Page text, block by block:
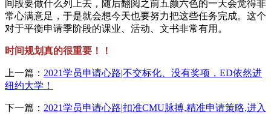
间段要做什么列上去，随后翻阅之前五颜六色的一天会觉得非
常心满意足，于是就会想今天也要努力把这些任务完成。这个
对于平衡申请季阶段的课业、活动、文书非常有用。
时间规划真的很重要！！
上一篇： 2021学员申请心路|不交标化、没有奖项，ED依然进
纽约大学！
下一篇： 2021学员申请心路|扣准CMU脉搏,精准申请策略,进入